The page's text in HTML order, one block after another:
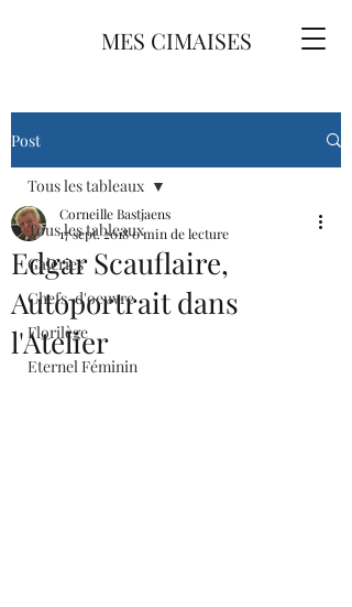
MES CIMAISES
Post
Tous les tableaux
Galeries
Chefs-d'oeuvre
Florilège
Eternel Féminin
Tous les tableaux
Edgar Scauflaire,
Autoportrait dans
l'Atelier
Corneille Bastjaens
17 sept. 20180 min de lecture